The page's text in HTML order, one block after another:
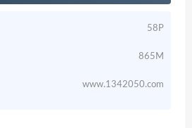
58P
865M
www.1342050.com